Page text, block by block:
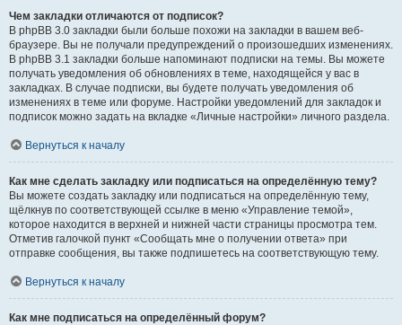
Чем закладки отличаются от подписок?
В phpBB 3.0 закладки были больше похожи на закладки в вашем веб-
браузере. Вы не получали предупреждений о произошедших изменениях.
В phpBB 3.1 закладки больше напоминают подписки на темы. Вы можете
получать уведомления об обновлениях в теме, находящейся у вас в
закладках. В случае подписки, вы будете получать уведомления об
изменениях в теме или форуме. Настройки уведомлений для закладок и
подписок можно задать на вкладке «Личные настройки» личного раздела.
Вернуться к началу
Как мне сделать закладку или подписаться на определённую тему?
Вы можете создать закладку или подписаться на определённую тему,
щёлкнув по соответствующей ссылке в меню «Управление темой»,
которое находится в верхней и нижней части страницы просмотра тем.
Отметив галочкой пункт «Сообщать мне о получении ответа» при
отправке сообщения, вы также подпишетесь на соответствующую тему.
Вернуться к началу
Как мне подписаться на определённый форум?